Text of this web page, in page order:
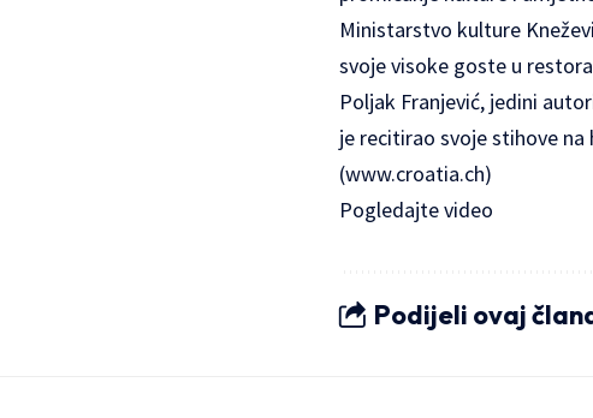
Ministarstvo kulture
svoje visoke goste u
Poljak Franjević, jedini
je recitirao svoje stihove
(www.croatia.ch)
Pogledajte video
Podijeli ovaj